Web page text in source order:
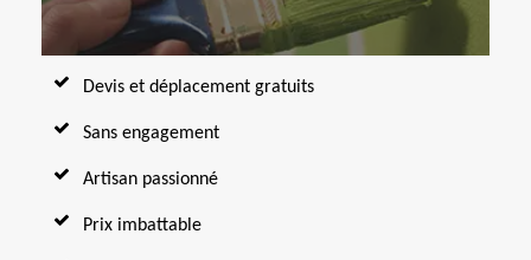
Devis et déplacement gratuits
Sans engagement
Artisan passionné
Prix imbattable